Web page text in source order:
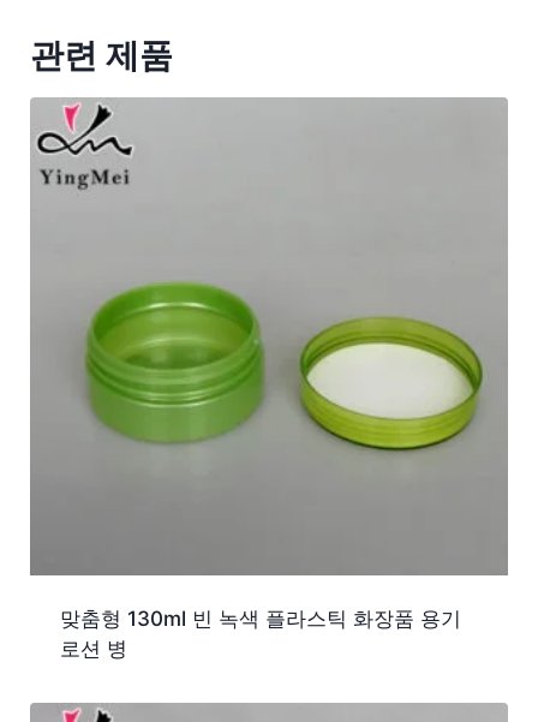
관련 제품
맞춤형 130ml 빈 녹색 플라스틱 화장품 용기
로션 병